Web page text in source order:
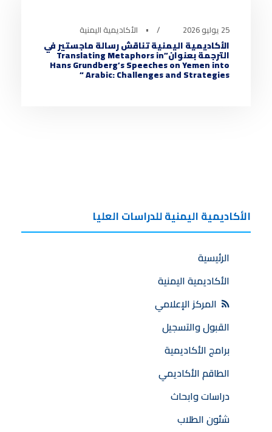
25 يوليو 2026 • الأكاديمية اليمنية
الأكاديمية اليمنية تناقش رسالة ماجستير في
الترجمة بعنوان”Translating Metaphors in
Hans Grundberg’s Speeches on Yemen into
Arabic: Challenges and Strategies “
الأكاديمية اليمنية للدراسات العليا
الرئيسية
الأكاديمية اليمنية
المركز الإعلامي
القبول والتسجيل
برامج الأكاديمية
الطاقم الأكاديمي
دراسات وابحاث
شئون الطلاب